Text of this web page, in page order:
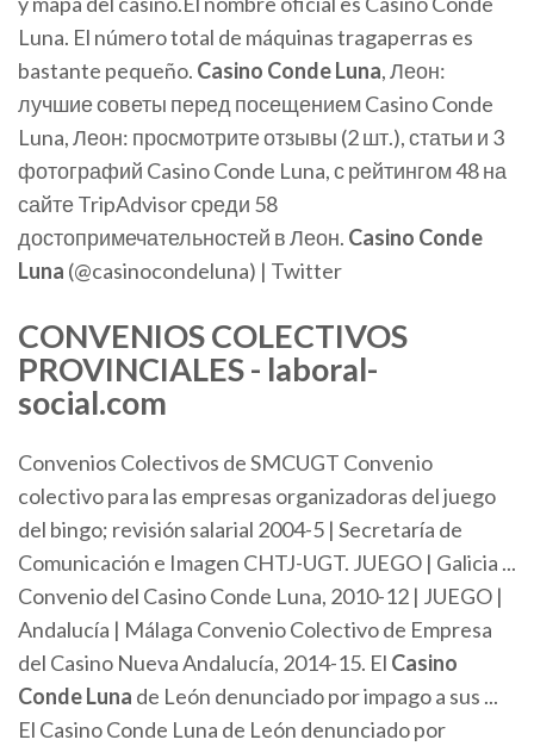
Luna. El número total de máquinas tragaperras es
bastante pequeño. Casino CondeLuna, Леон:
лучшие советы перед посещением Casino Conde
Luna, Леон: просмотрите отзывы (2 шт.), статьи и 3
фотографий Casino Conde Luna, с рейтингом 48 на
сайте TripAdvisor среди 58
достопримечательностей в Леон. Casino Conde
Luna (@casinocondeluna) | Twitter
CONVENIOS COLECTIVOS
PROVINCIALES - laboral-
social.com
Convenios Colectivos de SMCUGT Convenio
colectivo para las empresas organizadoras del juego
del bingo; revisión salarial 2004-5 | Secretaría de
Comunicación e Imagen CHTJ-UGT. JUEGO | Galicia ...
Convenio del Casino Conde Luna, 2010-12 | JUEGO |
Andalucía | Málaga Convenio Colectivo de Empresa
del Casino Nueva Andalucía, 2014-15. El Casino
CondeLuna de León denunciado por impago a sus ...
El Casino Conde Luna de León denunciado por